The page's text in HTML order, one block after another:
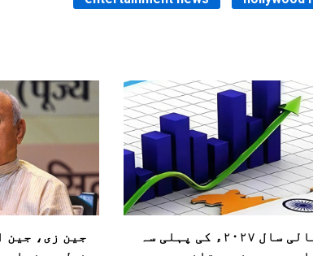
مالی سال ۲۰۲۷ء کی پہلی سہ
جین زی، جین